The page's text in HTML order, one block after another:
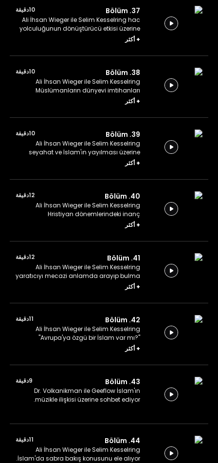
37. Bölüm
10دقيقة
Ali İhsan Wieger ile Selim Kesselring hac
yolculuğunun dönüştürücü etkisi üzerine
konuşuyor.
+أكثر
38. Bölüm
10دقيقة
Ali İhsan Wieger ile Selim Kesselring
Müslümanların dünyevi imtihanları
üzerine konuşuyor.
+أكثر
39. Bölüm
10دقيقة
Ali İhsan Wieger ile Selim Kesselring
seyahat ve İslam'ın yayılması üzerine
konuşuyorlar.
+أكثر
40. Bölüm
12دقيقة
Ali İhsan Wieger ile Selim Kesselring
Hristiyan dönemlerindeki inanç
pratiklerinden bahsediyorlar.
+أكثر
41. Bölüm
12دقيقة
Ali İhsan Wieger ile Selim Kesselring
yaratıcıyı mecazi anlamda arayıp bulma
üzerine konuşuyor.
+أكثر
42. Bölüm
11دقيقة
Ali İhsan Wieger ile Selim Kesselring
"Avrupa'ya özgü bir İslam var mı?"
sorusuna yanıt arıyor.
+أكثر
43. Bölüm
9دقيقة
Dr. Volkanikman ile Geeflow İslam'ın
müzikle ilişkisi üzerine sohbet ediyor.
44. Bölüm
11دقيقة
Ali İhsan Wieger ile Selim Kesselring
İslam'da sabra bakış konusunu ele alıyor.